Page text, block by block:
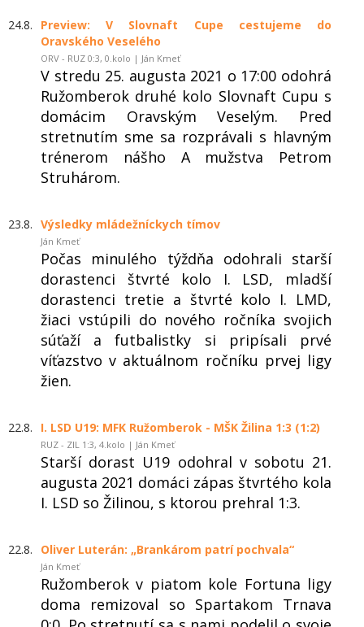
24.8.
Preview: V Slovnaft Cupe cestujeme do
Oravského Veselého
ORV - RUZ 0:3, 0.kolo | Ján Kmeť
V stredu 25. augusta 2021 o 17:00 odohrá
Ružomberok druhé kolo Slovnaft Cupu s
domácim Oravským Veselým. Pred
stretnutím sme sa rozprávali s hlavným
trénerom nášho A mužstva Petrom
Struhárom.
23.8. Výsledky mládežníckych tímov
Ján Kmeť
Počas minulého týždňa odohrali starší
dorastenci štvrté kolo I. LSD, mladší
dorastenci tretie a štvrté kolo I. LMD,
žiaci vstúpili do nového ročníka svojich
súťaží a futbalistky si pripísali prvé
víťazstvo v aktuálnom ročníku prvej ligy
žien.
22.8. I. LSD U19: MFK Ružomberok - MŠK Žilina 1:3 (1:2)
RUZ - ZIL 1:3, 4.kolo | Ján Kmeť
Starší dorast U19 odohral v sobotu 21.
augusta 2021 domáci zápas štvrtého kola
I. LSD so Žilinou, s ktorou prehral 1:3.
22.8. Oliver Luterán: „Brankárom patrí pochvala“
Ján Kmeť
Ružomberok v piatom kole Fortuna ligy
doma remizoval so Spartakom Trnava